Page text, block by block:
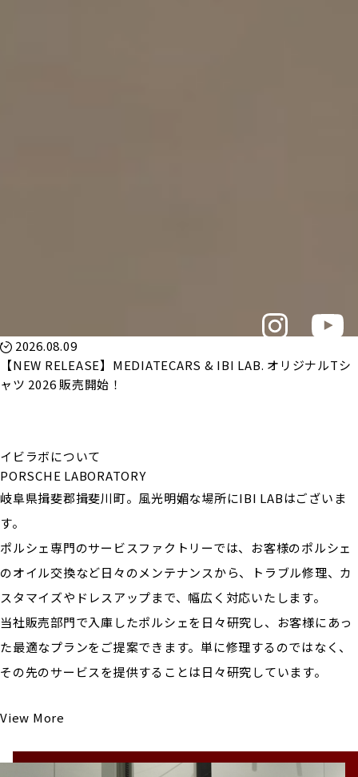
2026.08.09
【NEW RELEASE】MEDIATECARS & IBI LAB. オリジナルTシ
ャツ 2026 販売開始！
イビラボについて
PORSCHE LABORATORY
岐阜県揖斐郡揖斐川町。風光明媚な場所にIBI LABはございま
す。
ポルシェ専門のサービスファクトリーでは、お客様のポルシェ
のオイル交換など日々のメンテナンスから、トラブル修理、カ
スタマイズやドレスアップまで、幅広く対応いたします。
当社販売部門で入庫したポルシェを日々研究し、お客様にあっ
た最適なプランをご提案できます。単に修理するのではなく、
その先のサービスを提供することは日々研究しています。
View More